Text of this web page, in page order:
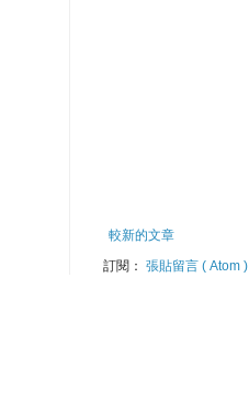
較新的文章
訂閱： 張貼留言 ( Atom )